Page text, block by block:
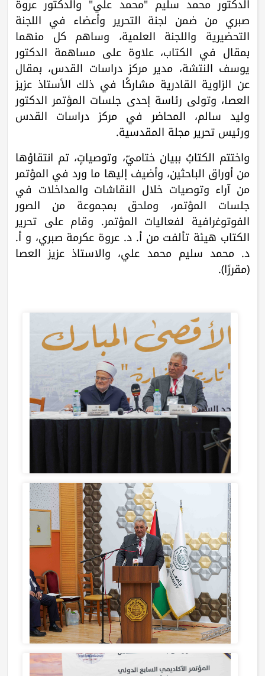
الدكتور محمد سليم "محمد علي" والدكتور عروة
صبري من ضمن لجنة التحرير وأعضاء في اللجنة
التحضيرية واللجنة العلمية، وساهم كل منهما
بمقال في الكتاب، علاوة على مساهمة الدكتور
يوسف النتشة، مدير مركز دراسات القدس، بمقال
عن الزاوية القادرية مشاركًا في ذلك الأستاذ عزيز
العصا، وتولى رئاسة إحدى جلسات المؤتمر الدكتور
وليد سالم، المحاضر في مركز دراسات القدس
ورئيس تحرير مجلة المقدسية.
واختتم الكتابُ ببيان ختاميّ، وتوصياتٍ، تم انتقاؤها
من أوراق الباحثين، وأضيف إليها ما ورد في المؤتمر
من آراء وتوصيات خلال النقاشات والمداخلات في
جلسات المؤتمر، وملحق بمجموعة من الصور
الفوتوغرافية لفعاليات المؤتمر. وقام على تحرير
الكتاب هيئة تألفت من أ. د. عروة عكرمة صبري، و أ.
د. محمد سليم محمد علي، والاستاذ عزيز العصا
(مقررًا).